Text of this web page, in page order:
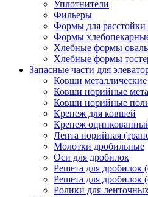
Уплотнители
Фильеры
Формы для расстойки
Формы
Хлебные формы
Хлебные формы
Запасные части для
Ковши
Ковши норийные
Ковши норийные
Крепеж для ковшей
Крепеж
Лента норийная
Молотки дробильные
Оси для дробилок
Решета для дробилок
Решета для дробилок
Ролики для